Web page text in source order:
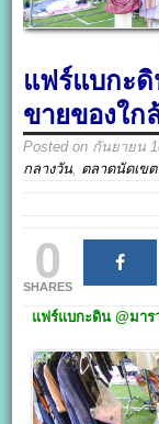
แฟร์แบกะดิ
ขายของใก
Posted on กันยายน
กลางวัน, ตลาดนัดเข
0
SHARES
แฟร์แบกะดิน @มาร